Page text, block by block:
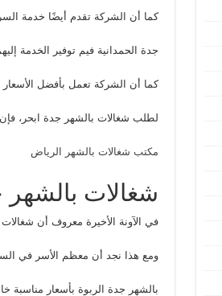
كما أن الشركة تقدم أيضًا خدمة
جدة الحمدانية فيم توفير الخدمة
كما أن الشركة تعمل بأفضل الأسعار
لطلب شغالات بالشهر جدة ابحر، فإن
مكتب شغالات بالشهر الرياض
شغالات بالشهر
في الآونة الأخيرة معروف أن
ومع هذا نجد أن معظم الأسر في
بالشهر جدة الربوة بأسعار مناسبة